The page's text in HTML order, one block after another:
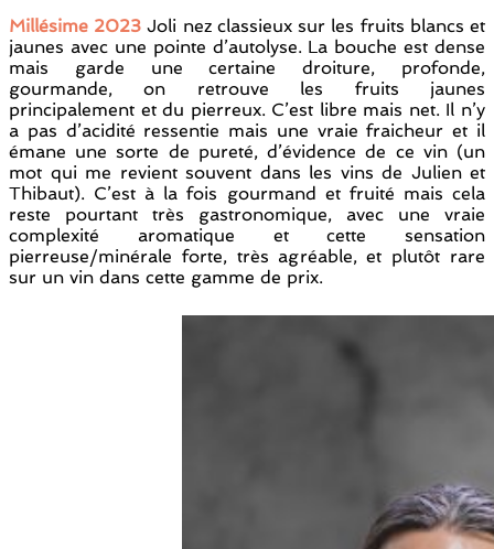
Millésime 2023 Joli nez classieux sur les fruits blancs et
jaunes avec une pointe d’autolyse. La bouche est dense
mais garde une certaine droiture, profonde,
gourmande, on retrouve les fruits jaunes
principalement et du pierreux. C’est libre mais net. Il n’y
a pas d’acidité ressentie mais une vraie fraicheur et il
émane une sorte de pureté, d’évidence de ce vin (un
mot qui me revient souvent dans les vins de Julien et
Thibaut). C’est à la fois gourmand et fruité mais cela
reste pourtant très gastronomique, avec une vraie
complexité aromatique et cette sensation
pierreuse/minérale forte, très agréable, et plutôt rare
sur un vin dans cette gamme de prix.